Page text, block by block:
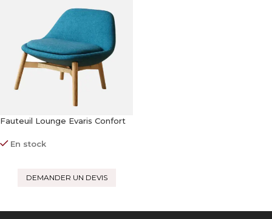
Fauteuil Lounge Evaris Confort
En stock
DEMANDER UN DEVIS